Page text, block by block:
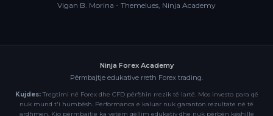
Vigan B. Morina - Themelues, Ninja Academy
Ninja Forex Academy
Përmbajtje edukative rreth Forex trading.
Kujdes:Tregtimi në Forex dhe CFD përfshin rrezik të lartë. Mos investo para që
nuk mund t'i humbësh. Performanca e kaluar nuk garanton rezultate në të
ardhmen. Kjo përmbajtje ka vetëm qëllim edukativ dhe nuk përbën këshillë